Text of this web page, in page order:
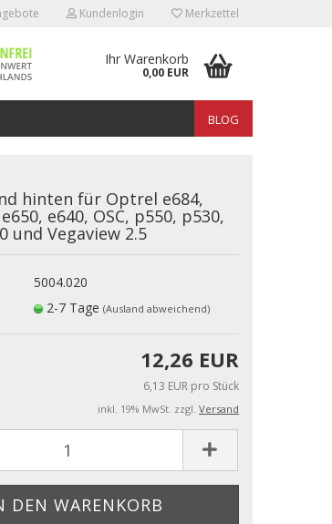
Kundenlogin Merkzettel
Ihr Warenkorb
0,00 EUR
BLOG
hinten für Optrel e684,
e640, OSC, p550, p530,
und Vegaview 2.5
5004.020
2-7 Tage (Ausland abweichend)
12,26 EUR
6,13 EUR pro Stück
inkl. 19% MwSt. zzgl. Versand